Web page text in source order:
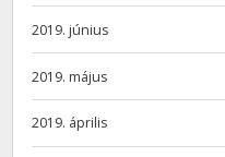
2019. június
2019. május
2019. április